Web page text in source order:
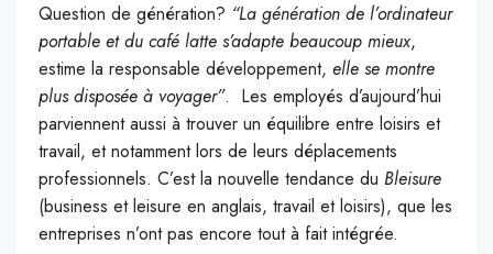
Question de génération? “La génération de l’ordinateur
portable et du café latte s’adapte beaucoup mieux,
estime la responsable développement, elle se montre
plus disposée à voyager”. Les employés d’aujourd’hui
parviennent aussi à trouver un équilibre entre loisirs et
travail, et notamment lors de leurs déplacements
professionnels. C’est la nouvelle tendance du Bleisure
(business et leisure en anglais, travail et loisirs), que les
entreprises n’ont pas encore tout à fait intégrée.